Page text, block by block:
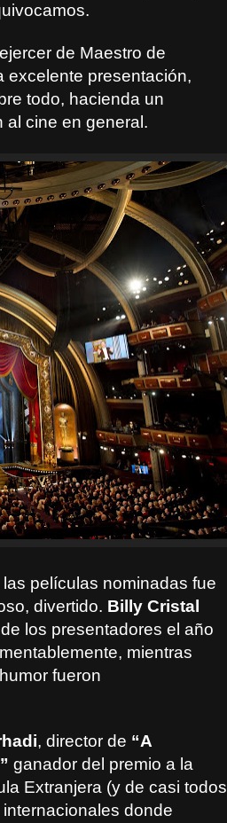
de Maestro de
excelente presentación,
todo, hacienda un
al cine en general.
películas nominadas fue
divertido. Billy Cristal
los presentadores el año
mientras
fueron
, director de “A
ganador del premio a la
Extranjera (y de casi todos
internacionales donde